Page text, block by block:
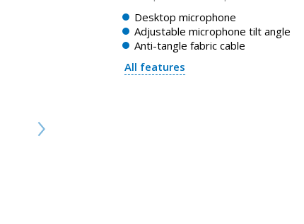
Desktop microphone
Adjustable microphone tilt angle
Anti-tangle fabric cable
All features